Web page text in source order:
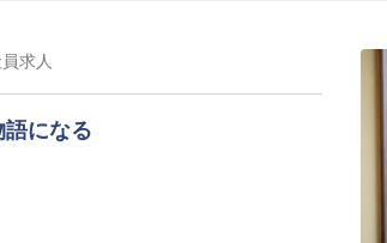
とサポート体制を整えています。
務時間をご相談いただけます。社
や資格取得支援制度など、長く安
求人
になる